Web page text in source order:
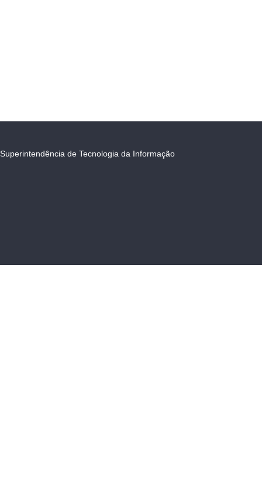
Superintendência de Tecnologia da Informação